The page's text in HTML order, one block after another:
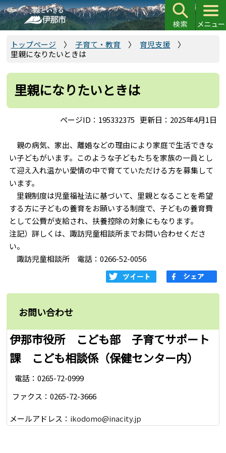
こ
の
ペ
で
トップページ 子育て・教育
育児支援
里親になりたいときは
里親になりたいときは
ページID：195332375 更新日：2025年4月1日
親の病気、家出、離婚などの理由により家庭で生活できな
い子どもがいます。このような子どもたちを家族の一員とし
て迎え入れ温かい愛情の中で育てていただける方を募集して
います。
里親制度は児童福祉法に基づいて、里親となることを希望
する方に子どもの養育をお願いする制度で、子どもの養育費
として公費が支給され、扶養控除の対象にもなります。
注記）詳しくは、諏訪児童相談所までお問い合わせくださ
い。
諏訪児童相談所 電話：0266-52-0056
お問い合わせ
伊那市役所 こども部 子育てサポート
課 こども相談係（保健センター内）
電話：0265-72-0999
ファクス：0265-72-3666
メールアドレス： ikodomo@inacity.jp